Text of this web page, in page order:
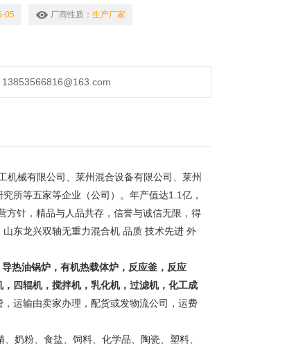
05 厂商性质： 生产厂家
械有限公司、莱州混合设备有限公司、莱州
所等五家等企业（公司）。年产值达1.1亿，
方针，精品与人品共存，信誉与诚信无限，得
山东龙兴双轴无重力混合机 品质 技术先进 外
热油锅炉，有机热载体炉，反应釜，反应
四辊机，搅拌机，乳化机，过滤机，化工成
运输由卖家办理，配货或发物流公司，运费
奶粉、食盐、饲料、化学品、陶瓷、塑料、